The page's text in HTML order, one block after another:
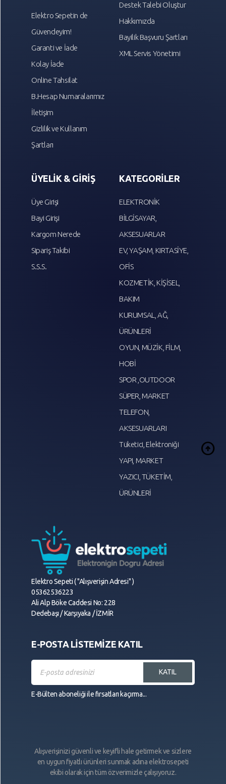
Elektro Sepetin de
Güvendeyim!
Garanti ve İade
Kolay İade
Online Tahsilat
B.Hesap Numaralarımız
İletişim
Gizlilik ve Kullanım
Şartları
Destek Talebi Oluştur
Hakkımızda
Bayilik Başvuru Şartları
XML Servis Yönetimi
ÜYELİK & GİRİŞ
Üye Girişi
Bayi Girişi
Kargom Nerede
Sipariş Takibi
S.S.S.
KATEGORİLER
ELEKTRONİK
BİLGİSAYAR,
AKSESUARLAR
EV, YAŞAM, KIRTASİYE,
OFİS
KOZMETİK, KİŞİSEL,
BAKIM
KURUMSAL, AĞ,
ÜRÜNLERİ
OYUN, MÜZİK, FİLM,
HOBİ
SPOR ,OUTDOOR
SÜPER, MARKET
TELEFON,
AKSESUARLARI
Tüketici, Elektroniği
YAPI, MARKET
YAZICI, TÜKETİM,
ÜRÜNLERİ
Elektro Sepeti ( "Alışverişin Adresi" )
05362536223
Ali Alp Böke Caddesi No: 228
Dedebaşı / Karşıyaka / İZMİR
E-POSTA LİSTEMİZE KATIL
KATIL
E-Bülten aboneliği ile fırsatları kaçırma...
Alışverişinizi güvenli ve keyifli hale getirmek ve sizlere
en uygun fiyatlı ürünleri sunmak adına elektrosepeti
ekibi olarak için tüm özverimizle çalışıyoruz.
arrow_circle_up